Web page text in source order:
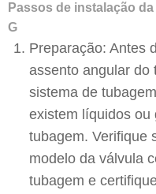
Passos de instalação
G
Preparação: Antes
assento angular do
sistema de
existem líquidos ou
tubagem. Verifique
modelo da válvula
tubagem e